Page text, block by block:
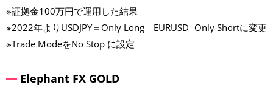
※証拠金100万円で運用した結果
※2022年よりUSDJPY＝Only Long EURUSD=Only Shortに変更
※Trade ModeをNo Stop に設定
Elephant FX GOLD